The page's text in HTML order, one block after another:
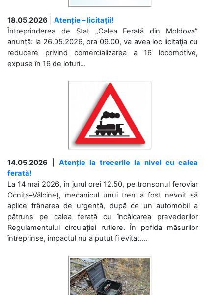
18.05.2026
Atenție – licitații!
Întreprinderea de Stat „Calea Ferată din Moldova”
anunță: la 26.05.2026, ora 09.00, va avea loc licitaţia cu
reducere privind comercializarea a 16 locomotive,
expuse în 16 de loturi...
14.05.2026
Atenție la trecerile la nivel cu calea
ferată!
La 14 mai 2026, în jurul orei 12.50, pe tronsonul feroviar
Ocnița–Vălcineț, mecanicul unui tren a fost nevoit să
aplice frânarea de urgență, după ce un automobil a
pătruns pe calea ferată cu încălcarea prevederilor
Regulamentului circulației rutiere. În pofida măsurilor
întreprinse, impactul nu a putut fi evitat....